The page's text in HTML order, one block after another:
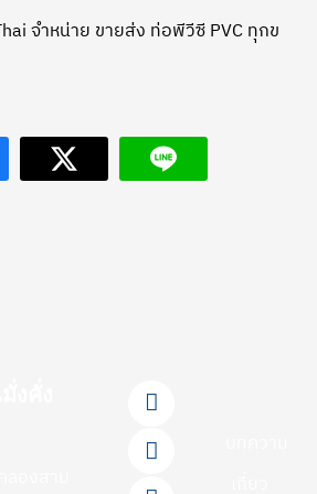
จำหน่าย ขายส่ง ท่อพีวีซี PVC ทุกข
F
a
c
e
b
L
i
n
e
Y
o
u
t
u
T
i
k
t
o
I
n
s
t
a